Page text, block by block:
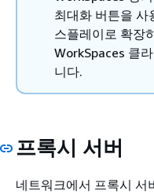
최대화 버튼을 사
스플레이로 확장
WorkSpaces 클
니다.
프록시 서버
네트워크에서 프록시 서